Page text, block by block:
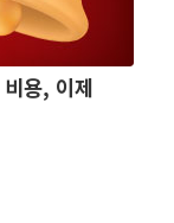
용, 이제